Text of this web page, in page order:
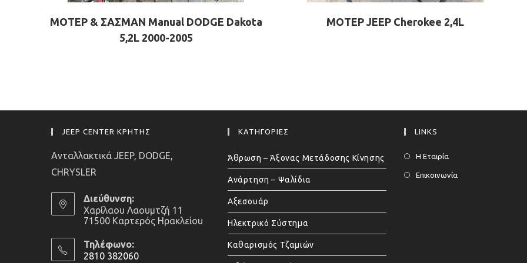
ΜΟΤΕΡ & ΣΑΣΜΑΝ Manual DODGE Dakota
5,2L 2000-2005
ΜΟΤΕΡ JEEP Cherokee 2,4L
JEEP CENTER ΚΡΗΤΗΣ
Ανταλλακτικά JEEP, DODGE,
CHRYSLER
Διεύθυνση:
Χαρίλαου Λαουμτζή 11
71500 Καρτερός Ηρακλείου
Τηλέφωνο:
2810 382060
ΚΑΤΗΓΟΡΙΕΣ
Άθρωση – Άξονας Μετάδοσης Κίνησης
Ανάρτηση – Ψαλίδια
Αξεσουάρ
Ηλεκτρικό Σύστημα
Καθαρισμός Τζαμιών
LINKS
Η Εταιρία
Επικοινωνία